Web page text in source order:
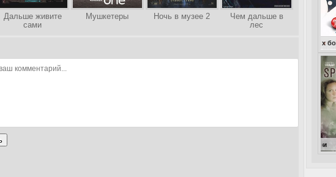
Дальше живите
сами
Мушкетеры Ночь в музее 2
Чем дальше в
лес